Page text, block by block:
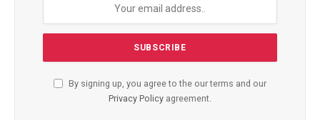
By signing up, you agree to the our terms and our
Privacy Policy agreement.